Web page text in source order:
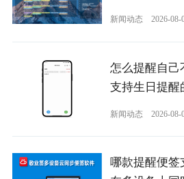
新闻动态 2026-08-
怎么提醒自己
支持生日提醒
新闻动态 2026-08-
哪款提醒便签